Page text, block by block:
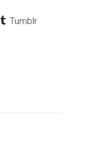
Tumblr